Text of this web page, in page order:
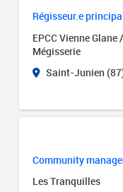
Régisseur.e
EPCC Vienne Glane
Mégisserie
Saint-Junien
Community
Les Tranquilles